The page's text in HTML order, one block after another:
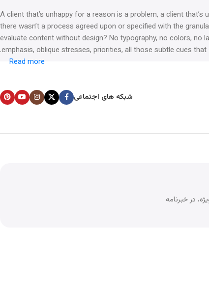
A client that’s unhappy for a reason is a problem, a client
there wasn’t a process agreed upon or specified with the
evaluate content without design? No typography, no colors,
emphasis, oblique stresses, priorities, all those subtle cues
Read more
شبکه های اجتماعی
در خبرنامه